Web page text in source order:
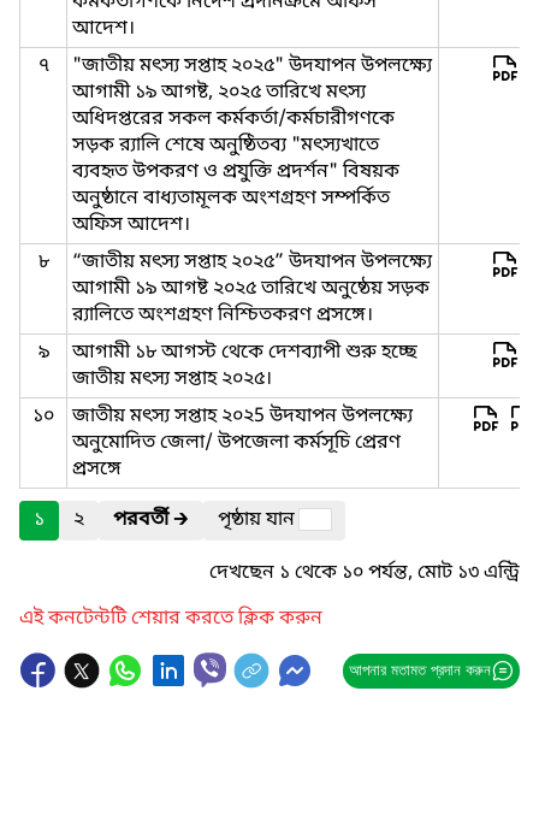
আদেশ।
৭
"জাতীয় মৎস্য সপ্তাহ ২০২৫" উদযাপন উপলক্ষ্যে
আগামী ১৯ আগষ্ট, ২০২৫ তারিখে মৎস্য
অধিদপ্তরের সকল কর্মকর্তা/কর্মচারীগণকে
সড়ক র‍্যালি শেষে অনুষ্ঠিতব্য "মৎস্যখাতে
ব্যবহৃত উপকরণ ও প্রযুক্তি প্রদর্শন" বিষয়ক
অনুষ্ঠানে বাধ্যতামূলক অংশগ্রহণ সম্পর্কিত
অফিস আদেশ।
৮
“জাতীয় মৎস্য সপ্তাহ ২০২৫” উদযাপন উপলক্ষ্যে
আগামী ১৯ আগষ্ট ২০২৫ তারিখে অনুষ্ঠেয় সড়ক
র‍্যালিতে অংশগ্রহণ নিশ্চিতকরণ প্রসঙ্গে।
৯
আগামী ১৮ আগস্ট থেকে দেশব্যাপী শুরু হচ্ছে
জাতীয় মৎস্য সপ্তাহ ২০২৫।
১০
জাতীয় মৎস্য সপ্তাহ ২০২5 উদযাপন উপলক্ষ্যে
অনুমোদিত জেলা/ উপজেলা কর্মসূচি প্রেরণ
প্রসঙ্গে
১
২ পরবর্তী🡲
পৃষ্ঠায় যান
দেখছেন ১ থেকে ১০ পর্যন্ত, মোট ১৩ এন্ট্রি
এই কনটেন্টটি শেয়ার করতে ক্লিক করুন
আপনার মতামত প্রদান করুন